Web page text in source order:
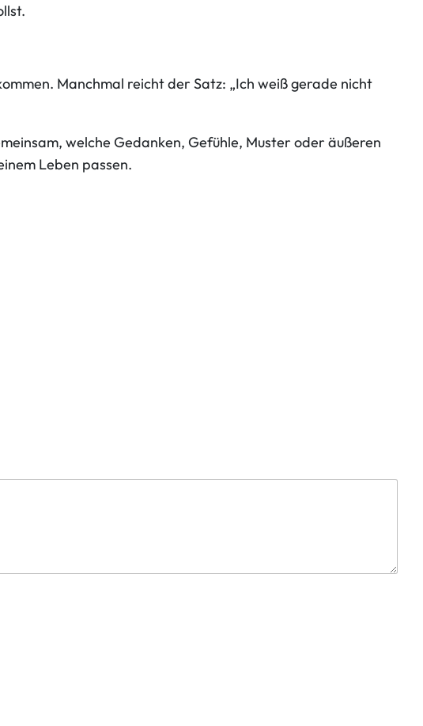
Manchmal reicht der Satz: „Ich weiß gerade nicht
welche Gedanken, Gefühle, Muster oder äußeren
Leben passen.